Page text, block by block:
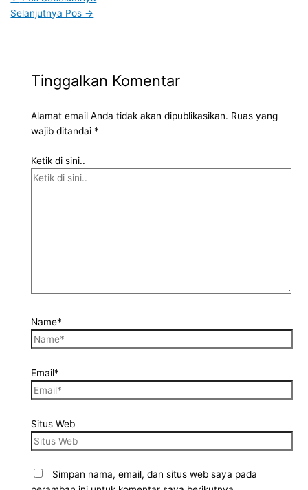
Selanjutnya Pos →
Tinggalkan Komentar
Alamat email Anda tidak akan dipublikasikan. Ruas yang
wajib ditandai *
Ketik di sini..
Name*
Email*
Situs Web
Simpan nama, email, dan situs web saya pada